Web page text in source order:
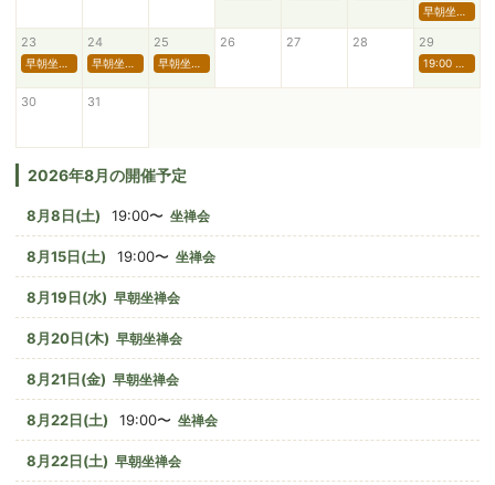
早朝坐禅会
23
早朝坐禅会
24
早朝坐禅会
25
早朝坐禅会
26 27 28 29
19:00 坐禅会
30 31
2026年8月の開催予定
8月8日(土) 19:00〜 坐禅会
8月15日(土) 19:00〜 坐禅会
8月19日(水) 早朝坐禅会
8月20日(木) 早朝坐禅会
8月21日(金) 早朝坐禅会
8月22日(土) 19:00〜 坐禅会
8月22日(土) 早朝坐禅会